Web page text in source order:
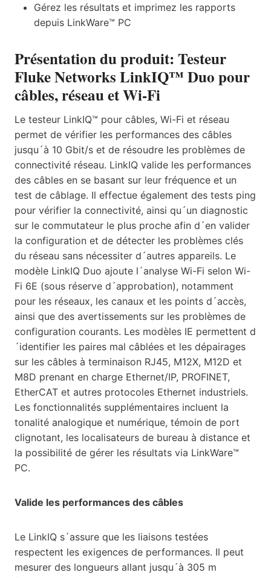
Gérez les résultats et imprimez les rapports
depuis LinkWare™ PC
Présentation du produit: Testeur
Fluke Networks LinkIQ™ Duo pour
câbles, réseau et Wi-Fi
Le testeur LinkIQ™ pour câbles, Wi-Fi et réseau
permet de vérifier les performances des câbles
jusqu´à 10 Gbit/s et de résoudre les problèmes de
connectivité réseau. LinkIQ valide les performances
des câbles en se basant sur leur fréquence et un
test de câblage. Il effectue également des tests ping
pour vérifier la connectivité, ainsi qu´un diagnostic
sur le commutateur le plus proche afin d´en valider
la configuration et de détecter les problèmes clés
du réseau sans nécessiter d´autres appareils. Le
modèle LinkIQ Duo ajoute l´analyse Wi-Fi selon Wi-
Fi 6E (sous réserve d´approbation), notamment
pour les réseaux, les canaux et les points d´accès,
ainsi que des avertissements sur les problèmes de
configuration courants. Les modèles IE permettent d
´identifier les paires mal câblées et les dépairages
sur les câbles à terminaison RJ45, M12X, M12D et
M8D prenant en charge Ethernet/IP, PROFINET,
EtherCAT et autres protocoles Ethernet industriels.
Les fonctionnalités supplémentaires incluent la
tonalité analogique et numérique, témoin de port
clignotant, les localisateurs de bureau à distance et
la possibilité de gérer les résultats via LinkWare™
PC.
Valide les performances des câbles
Le LinkIQ s´assure que les liaisons testées
respectent les exigences de performances. Il peut
mesurer des longueurs allant jusqu´à 305 m